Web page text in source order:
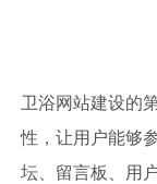
卫浴网站建设的
性，让用户能够
坛、留言板、用